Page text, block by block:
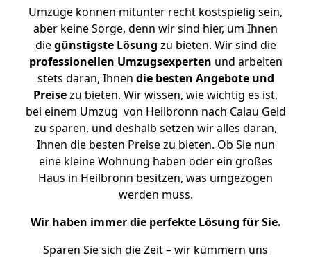
Umzüge können mitunter recht kostspielig sein,
aber keine Sorge, denn wir sind hier, um Ihnen
diegünstigste Lösung zu bieten. Wir sind die
professionellen Umzugsexperten und arbeiten
stets daran, Ihnen die besten Angebote und
Preisezu bieten. Wir wissen, wie wichtig es ist,
bei einem Umzug von Heilbronn nach Calau Geld
zu sparen, und deshalb setzen wir alles daran,
Ihnen die besten Preise zu bieten. Ob Sie nun
eine kleine Wohnung haben oder ein großes
Haus in Heilbronn besitzen, was umgezogen
werden muss.
Wir haben immer die perfekte Lösung für Sie.
Sparen Sie sich die Zeit – wir kümmern uns